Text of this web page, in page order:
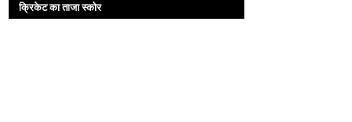
क्रिकेट का ताजा स्कोर